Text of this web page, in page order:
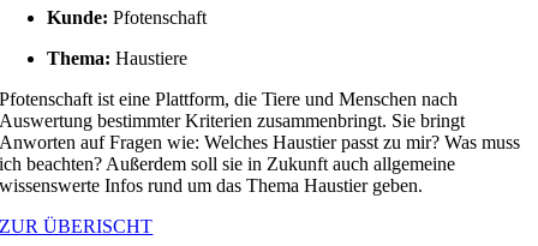
Kunde:Pfotenschaft
Thema:Haustiere
Pfotenschaft ist eine Plattform, die Tiere und Menschen nach
Auswertung bestimmter Kriterien zusammenbringt. Sie bringt
Anworten auf Fragen wie: Welches Haustier passt zu mir? Was muss
ich beachten? Außerdem soll sie in Zukunft auch allgemeine
wissenswerte Infos rund um das Thema Haustier geben.
ZUR ÜBERISCHT